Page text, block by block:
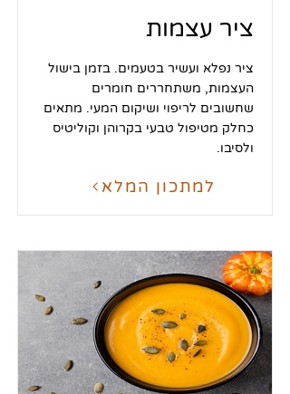
ציר עצמות
ציר נפלא ועשיר בטעמים. בזמן בישול
העצמות, משתחררים חומרים
שחשובים לריפוי ושיקום המעי. מתאים
כחלק מטיפול טבעי בקרוהן וקוליטיס
ולסיבו.
למתכון המלא